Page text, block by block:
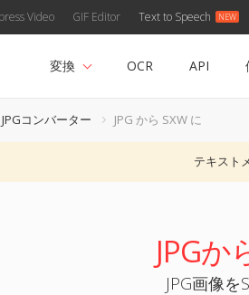
Video GIF Editor Text to Speech
変換 OCR API
JPGコンバーター JPG から SXW に
テキスト
JPG
JPG画像